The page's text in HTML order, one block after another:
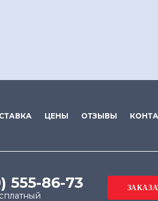
ЦЕНЫ ОТЗЫВЫ
555-86-73